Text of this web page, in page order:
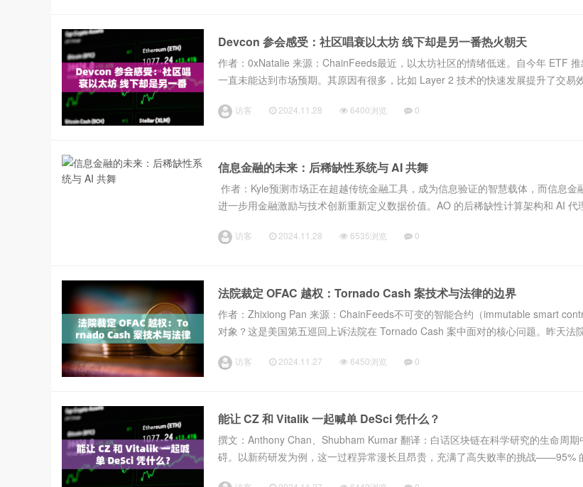
Devcon 参会感受：社区唱衰以太坊 线下却是另一番热火朝天
作者：0xNatalie 来源：ChainFeeds最近，以太坊社区的情绪低迷。自今年 ETF
一直未能达到市场预期。其原因有很多，比如 Layer 2 技术的快速发展提升了交易
访客 2024.11.28 6400浏览 0
信息金融的未来：后稀缺性系统与 AI 共舞
作者：Kyle预测市场正在超越传统金融工具，成为信息验证的智慧载体，而信息金
进一步用金融激励与技术创新重新定义数据价值。AO 的后稀缺性计算架构和 AI 代
国... 访客 2024.11.28 6535浏览 0
法院裁定 OFAC 越权：Tornado Cash 案技术与法律的边界
作者：Zhixiong Pan 来源：ChainFeeds不可变的智能合约（immutable smart
对象？这是美国第五巡回上诉法院在 Tornado Cash 案中面对的核心问题。昨天法
访客 2024.11.27 6450浏览 0
能让 CZ 和 Vitalik 一起喊单 DeSci 凭什么？
撰文：Anthony Chan、Shubham Kumar 翻译：白话区块链在科学研究的生命周期
碍。以新药研发为例，这一过程异常漫长且昂贵，充满了高失败率的挑战——95%